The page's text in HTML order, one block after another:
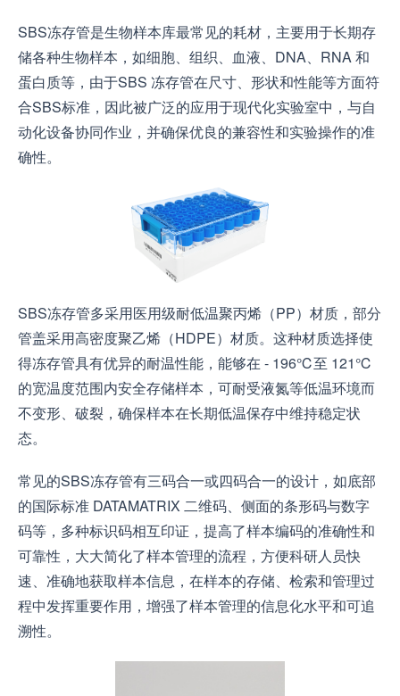
SBS冻存管是生物样本库最常见的耗材，主要用于长期存
储各种生物样本，如细胞、组织、血液、DNA、RNA 和
蛋白质等，由于SBS 冻存管在尺寸、形状和性能等方面符
合SBS标准，因此被广泛的应用于现代化实验室中，与自
动化设备协同作业，并确保优良的兼容性和实验操作的准
确性。
SBS冻存管多采用医用级耐低温聚丙烯（PP）材质，部分
管盖采用高密度聚乙烯（HDPE）材质。这种材质选择使
得冻存管具有优异的耐温性能，能够在 - 196℃至 121℃
的宽温度范围内安全存储样本，可耐受液氮等低温环境而
不变形、破裂，确保样本在长期低温保存中维持稳定状
态。
常见的SBS冻存管有三码合一或四码合一的设计，如底部
的国际标准 DATAMATRIX 二维码、侧面的条形码与数字
码等，多种标识码相互印证，提高了样本编码的准确性和
可靠性，大大简化了样本管理的流程，方便科研人员快
速、准确地获取样本信息，在样本的存储、检索和管理过
程中发挥重要作用，增强了样本管理的信息化水平和可追
溯性。